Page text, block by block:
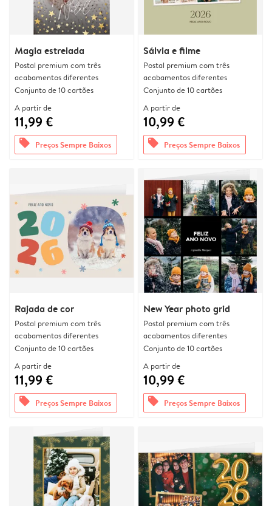
Magia estrelada
Postal premium com três
acabamentos diferentes
Conjunto de 10 cartões
A partir de
11,99 €
offers Preços Sempre Baixos
Sálvia e filme
Postal premium com três
acabamentos diferentes
Conjunto de 10 cartões
A partir de
10,99 €
offers Preços Sempre Baixos
Rajada de cor
Postal premium com três
acabamentos diferentes
Conjunto de 10 cartões
A partir de
11,99 €
offers Preços Sempre Baixos
New Year photo grid
Postal premium com três
acabamentos diferentes
Conjunto de 10 cartões
A partir de
10,99 €
offers Preços Sempre Baixos